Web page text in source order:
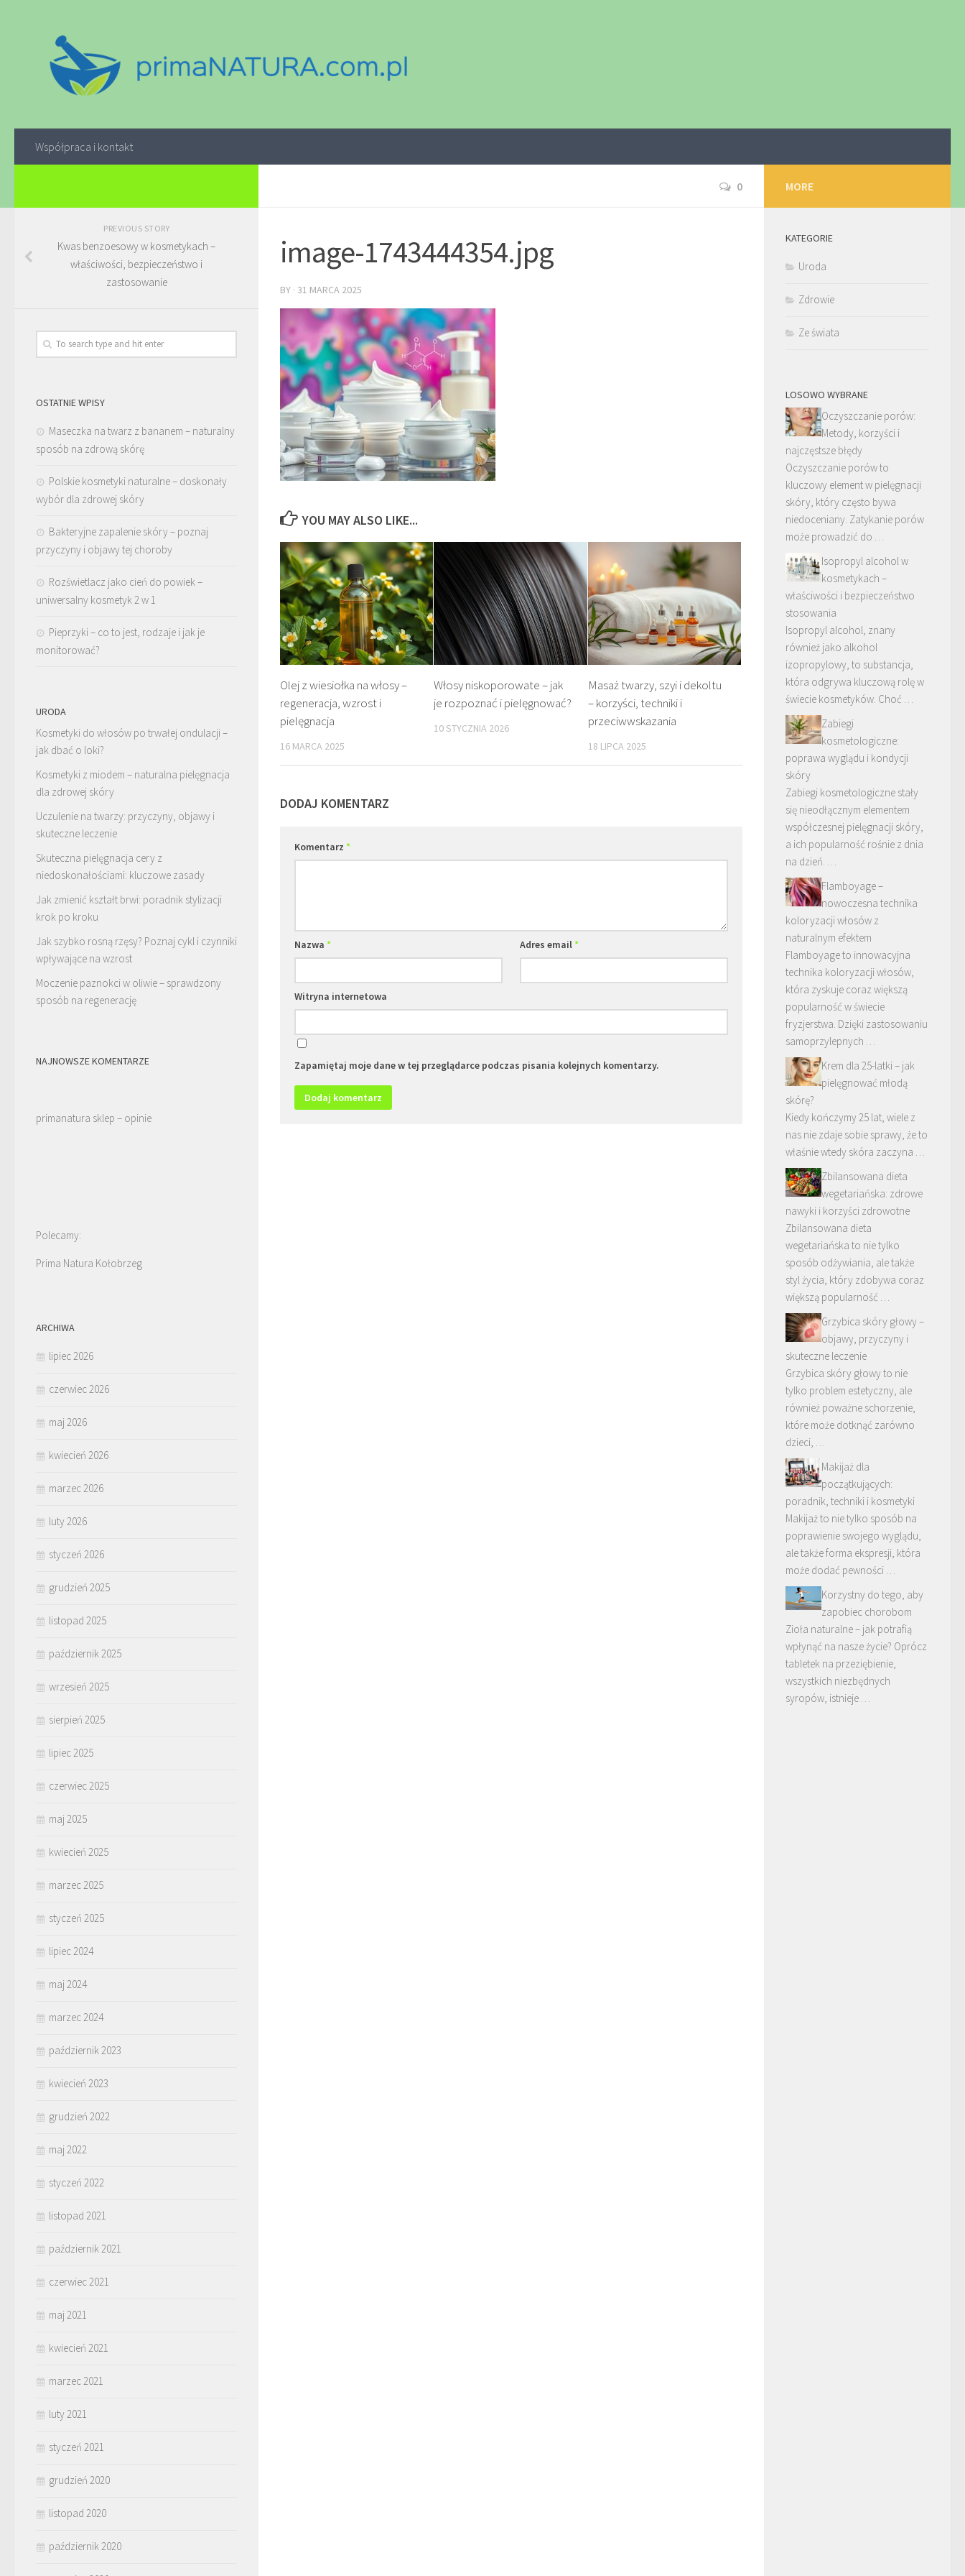
Współpraca i kontakt
0
image-1743444354.jpg
BY · 31 MARCA 2025
YOU MAY ALSO LIKE...
Olej z wiesiołka na włosy –
regeneracja, wzrost i
pielęgnacja
16 MARCA 2025
Włosy niskoporowate – jak
je rozpoznać i pielęgnować?
10 STYCZNIA 2026
Masaż twarzy, szyi i dekoltu
– korzyści, techniki i
przeciwwskazania
18 LIPCA 2025
DODAJ KOMENTARZ
Komentarz *
Nazwa * Adres email*
Witryna internetowa
Zapamiętaj moje dane w tej przeglądarce podczas pisania kolejnych komentarzy.
PREVIOUS STORY
Kwas benzoesowy w kosmetykach –
właściwości, bezpieczeństwo i
zastosowanie
OSTATNIE WPISY
Maseczka na twarz z bananem – naturalny
sposób na zdrową skórę
Polskie kosmetyki naturalne – doskonały
wybór dla zdrowej skóry
Bakteryjne zapalenie skóry – poznaj
przyczyny i objawy tej choroby
Rozświetlacz jako cień do powiek –
uniwersalny kosmetyk 2 w 1
Pieprzyki – co to jest, rodzaje i jak je
monitorować?
URODA
Kosmetyki do włosów po trwałej ondulacji –
jak dbać o loki?
Kosmetyki z miodem – naturalna pielęgnacja
dla zdrowej skóry
Uczulenie na twarzy: przyczyny, objawy i
skuteczne leczenie
Skuteczna pielęgnacja cery z
niedoskonałościami: kluczowe zasady
Jak zmienić kształt brwi: poradnik stylizacji
krok po kroku
Jak szybko rosną rzęsy? Poznaj cykl i czynniki
wpływające na wzrost
Moczenie paznokci w oliwie – sprawdzony
sposób na regenerację
NAJNOWSZE KOMENTARZE
primanatura sklep – opinie
Polecamy:
Prima Natura Kołobrzeg
ARCHIWA
lipiec 2026
czerwiec 2026
maj 2026
kwiecień 2026
marzec 2026
luty 2026
styczeń 2026
grudzień 2025
listopad 2025
październik 2025
wrzesień 2025
sierpień 2025
lipiec 2025
czerwiec 2025
maj 2025
kwiecień 2025
marzec 2025
styczeń 2025
lipiec 2024
maj 2024
marzec 2024
październik 2023
kwiecień 2023
grudzień 2022
maj 2022
styczeń 2022
listopad 2021
październik 2021
czerwiec 2021
maj 2021
kwiecień 2021
marzec 2021
luty 2021
styczeń 2021
grudzień 2020
listopad 2020
październik 2020
MORE
KATEGORIE
Uroda
Zdrowie
Ze świata
LOSOWO WYBRANE
Oczyszczanie porów:
Metody, korzyści i
najczęstsze błędy
Oczyszczanie porów to
kluczowy element w pielęgnacji
skóry, który często bywa
niedoceniany. Zatykanie porów
może prowadzić do …
Isopropyl alcohol w
kosmetykach –
właściwości i bezpieczeństwo
stosowania
Isopropyl alcohol, znany
również jako alkohol
izopropylowy, to substancja,
która odgrywa kluczową rolę w
świecie kosmetyków. Choć …
Zabiegi
kosmetologiczne:
poprawa wyglądu i kondycji
skóry
Zabiegi kosmetologiczne stały
się nieodłącznym elementem
współczesnej pielęgnacji skóry,
a ich popularność rośnie z dnia
na dzień. …
Flamboyage –
nowoczesna technika
koloryzacji włosów z
naturalnym efektem
Flamboyage to innowacyjna
technika koloryzacji włosów,
która zyskuje coraz większą
popularność w świecie
fryzjerstwa. Dzięki zastosowaniu
samoprzylepnych …
Krem dla 25-latki – jak
pielęgnować młodą
skórę?
Kiedy kończymy 25 lat, wiele z
nas nie zdaje sobie sprawy, że to
właśnie wtedy skóra zaczyna …
Zbilansowana dieta
wegetariańska: zdrowe
nawyki i korzyści zdrowotne
Zbilansowana dieta
wegetariańska to nie tylko
sposób odżywiania, ale także
styl życia, który zdobywa coraz
większą popularność …
Grzybica skóry głowy –
objawy, przyczyny i
skuteczne leczenie
Grzybica skóry głowy to nie
tylko problem estetyczny, ale
również poważne schorzenie,
które może dotknąć zarówno
dzieci, …
Makijaż dla
początkujących:
poradnik, techniki i kosmetyki
Makijaż to nie tylko sposób na
poprawienie swojego wyglądu,
ale także forma ekspresji, która
może dodać pewności …
Korzystny do tego, aby
zapobiec chorobom
Zioła naturalne – jak potrafią
wpłynąć na nasze życie? Oprócz
tabletek na przeziębienie,
wszystkich niezbędnych
syropów, istnieje …